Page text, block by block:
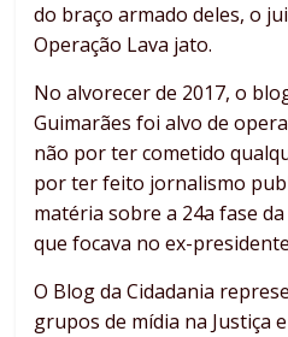
do braço armado deles, o
Operação Lava jato.
No alvorecer de 2017, o
Guimarães foi alvo de
não por ter cometido
por ter feito jornalismo
matéria sobre a 24a fase
que focava no ex-
O Blog da Cidadania
grupos de mídia na Justiça